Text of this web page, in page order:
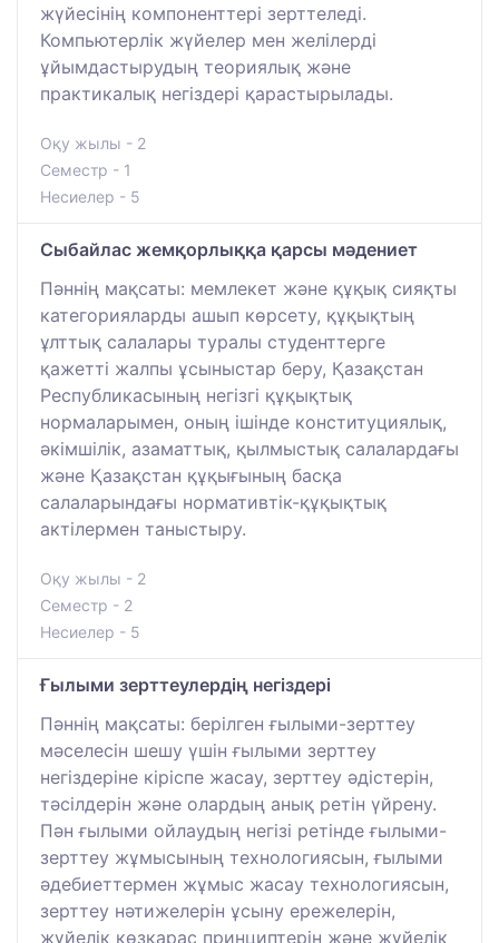
жүйесінің компоненттері зерттеледі.
Компьютерлік жүйелер мен желілерді
ұйымдастырудың теориялық және
практикалық негіздері қарастырылады.
Оқу жылы - 2
Семестр - 1
Несиелер - 5
Сыбайлас жемқорлыққа қарсы мәдениет
Пәннің мақсаты: мемлекет және құқық сияқты
категорияларды ашып көрсету, құқықтың
ұлттық салалары туралы студенттерге
қажетті жалпы ұсыныстар беру, Қазақстан
Республикасының негізгі құқықтық
нормаларымен, оның ішінде конституциялық,
әкімшілік, азаматтық, қылмыстық салалардағы
және Қазақстан құқығының басқа
салаларындағы нормативтік-құқықтық
актілермен таныстыру.
Оқу жылы - 2
Семестр - 2
Несиелер - 5
Ғылыми зерттеулердің негіздері
Пәннің мақсаты: берілген ғылыми-зерттеу
мәселесін шешу үшін ғылыми зерттеу
негіздеріне кіріспе жасау, зерттеу әдістерін,
тәсілдерін және олардың анық ретін үйрену.
Пән ғылыми ойлаудың негізі ретінде ғылыми-
зерттеу жұмысының технологиясын, ғылыми
әдебиеттермен жұмыс жасау технологиясын,
зерттеу нәтижелерін ұсыну ережелерін,
жүйелік көзқарас принциптерін және жүйелік